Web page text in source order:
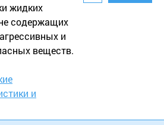
жидких
содержащих
и
веществ.
и